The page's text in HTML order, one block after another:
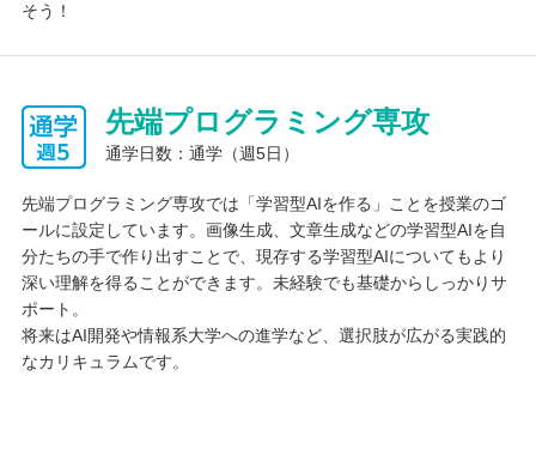
そう！
先端プログラミング専攻
通学日数：通学（週5日）
先端プログラミング専攻では「学習型AIを作る」ことを授業のゴ
ールに設定しています。画像生成、文章生成などの学習型AIを自
分たちの手で作り出すことで、現存する学習型AIについてもより
深い理解を得ることができます。未経験でも基礎からしっかりサ
ポート。
将来はAI開発や情報系大学への進学など、選択肢が広がる実践的
なカリキュラムです。